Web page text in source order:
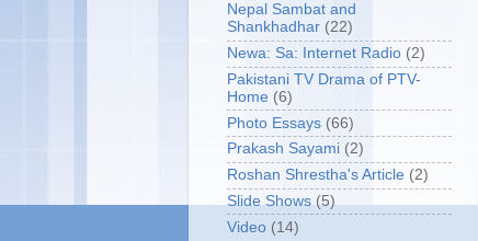
Nepal Sambat and
Shankhadhar (22)
Newa: Sa: Internet Radio (2)
Pakistani TV Drama of PTV-
Home (6)
Photo Essays (66)
Prakash Sayami (2)
Roshan Shrestha's Article (2)
Slide Shows (5)
Video (14)